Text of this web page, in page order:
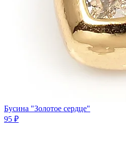
Бусина "Золотое сердце"
95 ₽